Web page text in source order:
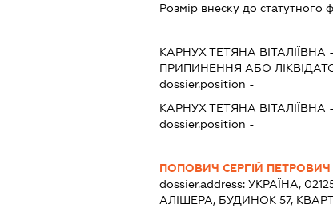
Розмір внеску до статутного
КАРНУХ ТЕТЯНА ВІТАЛІЇВНА -
ПРИПИНЕННЯ АБО
dossier.position -
КАРНУХ ТЕТЯНА ВІТАЛІЇВНА -
dossier.position -
ПОПОВИЧ СЕРГІЙ ПЕТРОВИЧ
dossier.address:УКРАЇНА,
АЛІШЕРА, БУДИНОК 57,